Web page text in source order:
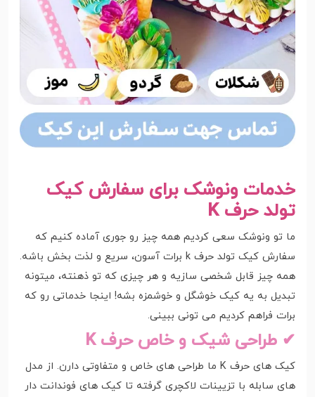
خدمات ونوشک برای سفارش کیک
تولد حرف K
ما تو ونوشک سعی کردیم همه چیز رو جوری آماده کنیم که
سفارش کیک تولد حرف k برات آسون، سریع و لذت بخش باشه.
همه چیز قابل شخصی سازیه و هر چیزی که تو ذهنته، میتونه
تبدیل به یه کیک خوشگل و خوشمزه بشه! اینجا خدماتی رو که
برات فراهم کردیم می تونی ببینی.
✔ طراحی شیک و خاص حرف K
کیک های حرف K ما طراحی های خاص و متفاوتی دارن. از مدل
های سابله با تزیینات لاکچری گرفته تا کیک های فوندانت دار